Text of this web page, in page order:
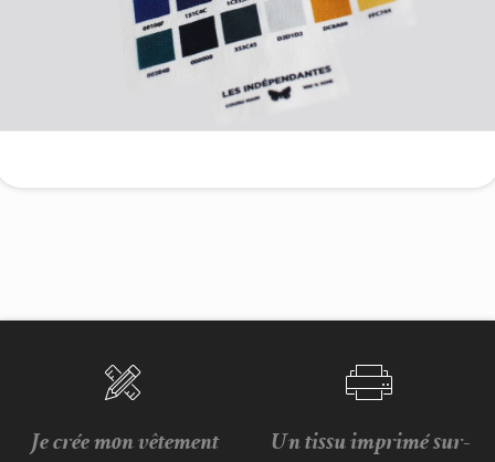
Je crée mon vêtement
Un tissu imprimé sur-